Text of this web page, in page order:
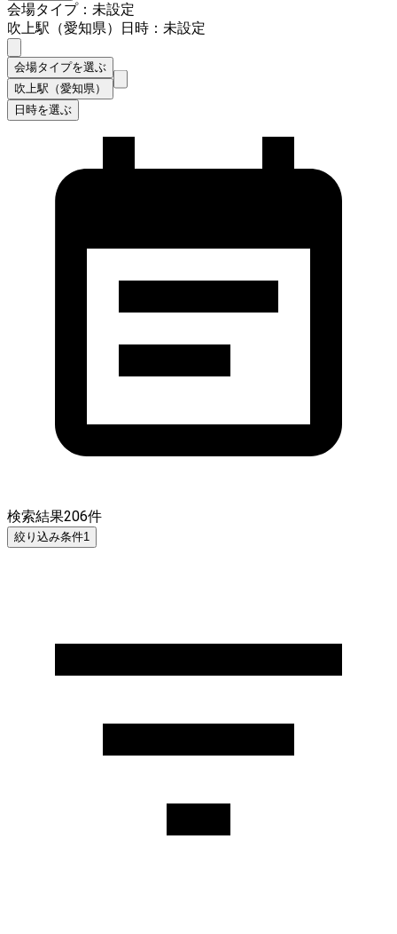
会場タイプ：未設定
吹上駅（愛知県）
日時：未設定
会場タイプを選ぶ
吹上駅（愛知県）
日時を選ぶ
検索結果206件
絞り込み条件1